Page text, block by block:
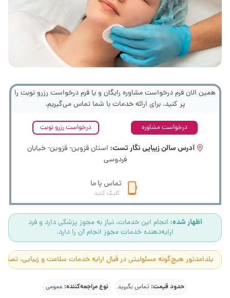
همین الان فرم درخواست مشاوره رایگان و یا فرم درخواست رزرو نوبت را
پر کنید. برای ارائه خدمات با شما تماس می‌گیریم.
درخواست مشاوره درخواست رزرو نوبت
آدرس سالن زیبایی نگار تست: استان قزوین- قزوین- خیابان
فردوسی
تماس با ما
کلیک کنید
اظهار شده: انجام این خدمات، نیاز به مجوز پزشکی دارد و فرد
ارایه‌دهنده خدمات مجوز انجام آن را دارد.
یلدامدتور هیچ‌گونه مسئولیتی در قبال ارایه خدمات سلامت و زیبایی،
حدود قیمت: تماس بگیرید نوع مراجعه‌کننده: عمومی